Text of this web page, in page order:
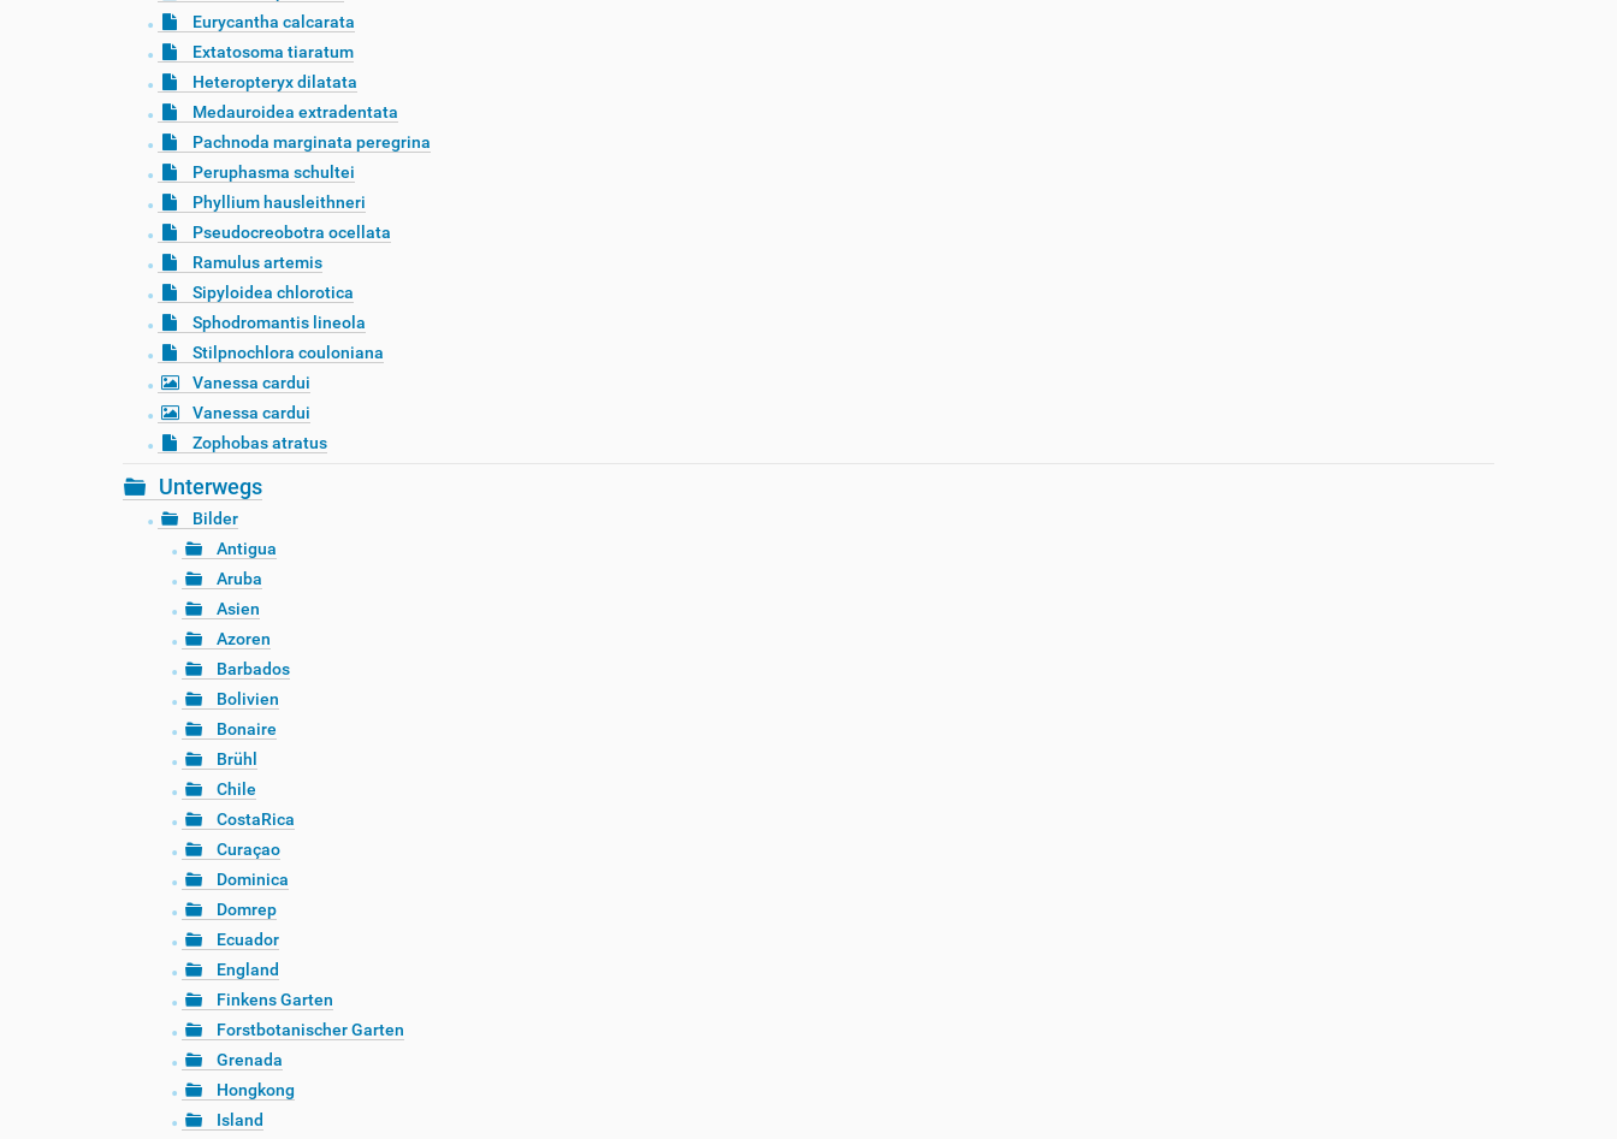
Eurycantha calcarata
Extatosoma tiaratum
Heteropteryx dilatata
Medauroidea extradentata
Pachnoda marginata peregrina
Peruphasma schultei
Phyllium hausleithneri
Pseudocreobotra ocellata
Ramulus artemis
Sipyloidea chlorotica
Sphodromantis lineola
Stilpnochlora couloniana
Vanessa cardui
Vanessa cardui
Zophobas atratus
Unterwegs
Bilder
Antigua
Aruba
Asien
Azoren
Barbados
Bolivien
Bonaire
Brühl
Chile
CostaRica
Curaçao
Dominica
Domrep
Ecuador
England
Finkens Garten
Forstbotanischer Garten
Grenada
Hongkong
Island